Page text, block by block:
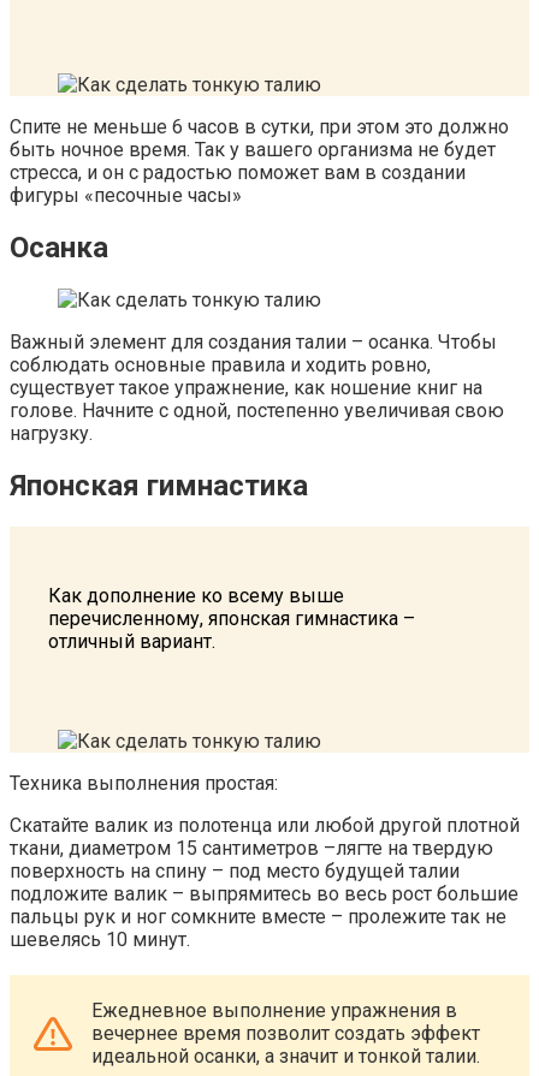
Спите не меньше 6 часов в сутки, при этом это должно
быть ночное время. Так у вашего организма не будет
стресса, и он с радостью поможет вам в создании
фигуры «песочные часы»
Осанка
Важный элемент для создания талии – осанка. Чтобы
соблюдать основные правила и ходить ровно,
существует такое упражнение, как ношение книг на
голове. Начните с одной, постепенно увеличивая свою
нагрузку.
Японская гимнастика
Как дополнение ко всему выше
перечисленному, японская гимнастика –
отличный вариант.
Техника выполнения простая:
Скатайте валик из полотенца или любой другой плотной
ткани, диаметром 15 сантиметров –лягте на твердую
поверхность на спину – под место будущей талии
подложите валик – выпрямитесь во весь рост большие
пальцы рук и ног сомкните вместе – пролежите так не
шевелясь 10 минут.
Ежедневное выполнение упражнения в
вечернее время позволит создать эффект
идеальной осанки, а значит и тонкой талии.